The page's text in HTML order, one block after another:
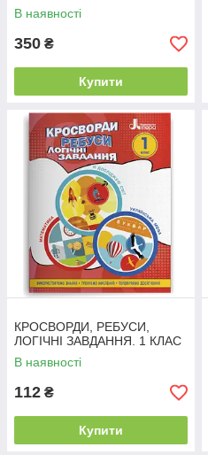
В наявності
350 ₴
Купити
КРОСВОРДИ, РЕБУСИ,
ЛОГІЧНІ ЗАВДАННЯ. 1 КЛАС
В наявності
112 ₴
Купити